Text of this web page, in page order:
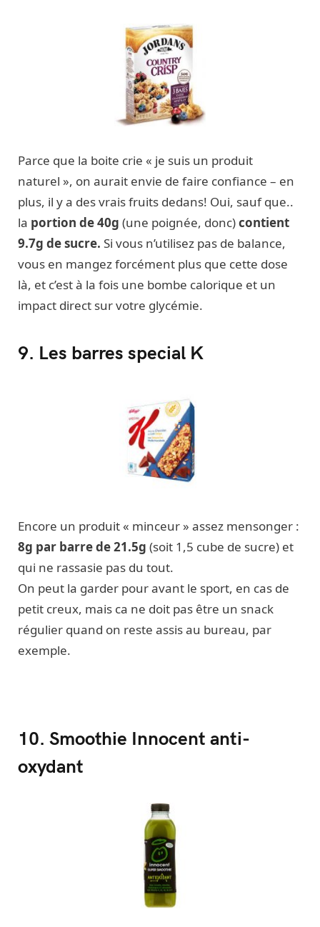
Parce que la boite crie « je suis un produit
naturel », on aurait envie de faire confiance – en
plus, il y a des vrais fruits dedans! Oui, sauf que..
la portion de 40g (une poignée, donc)contient
9.7g de sucre. Si vous n’utilisez pas de balance,
vous en mangez forcément plus que cette dose
là, et c’est à la fois une bombe calorique et un
impact direct sur votre glycémie.
9. Les barres special K
Encore un produit « minceur » assez mensonger :
8g par barre de 21.5g (soit 1,5 cube de sucre) et
qui ne rassasie pas du tout.
On peut la garder pour avant le sport, en cas de
petit creux, mais ca ne doit pas être un snack
régulier quand on reste assis au bureau, par
exemple.
10. Smoothie Innocent anti-
oxydant